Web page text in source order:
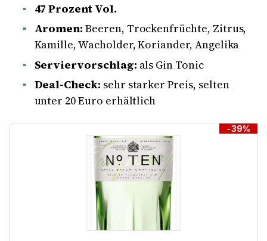
47 Prozent Vol.
Aromen: Beeren, Trockenfrüchte, Zitrus,
Kamille, Wacholder, Koriander, Angelika
Serviervorschlag: als Gin Tonic
Deal-Check: sehr starker Preis, selten
unter 20 Euro erhältlich
-39%